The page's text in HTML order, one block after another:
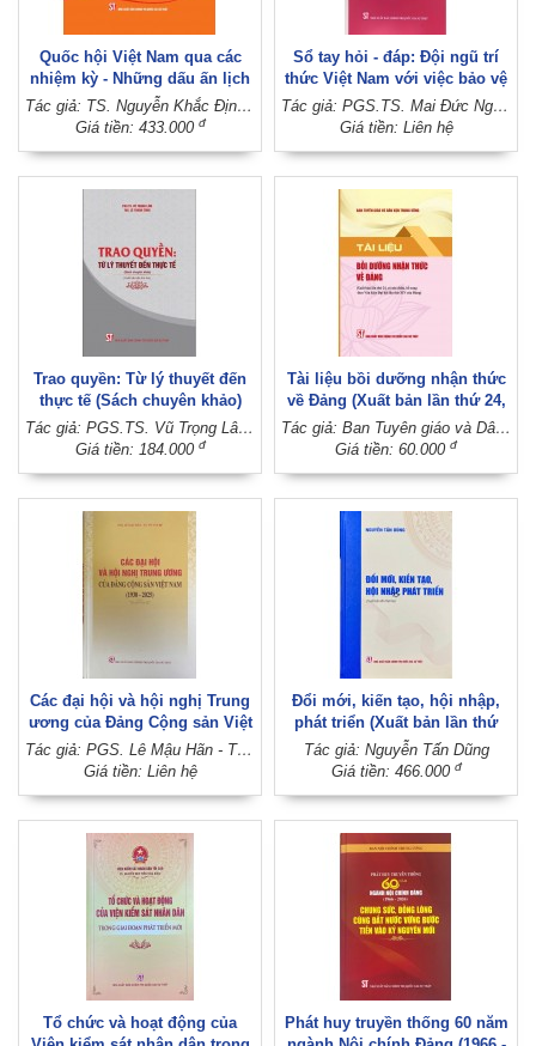
Quốc hội Việt Nam qua các
nhiệm kỳ - Những dấu ấn lịch
sử (Xuất bản lần thứ hai, có
chỉnh sửa, bổ sung)
Tác giả: TS. Nguyễn Khắc Định - PGS.TS. Vũ Trọng Lâm (Đồng chủ biên)
Giá tiền: 433.000 đ
Sổ tay hỏi - đáp: Đội ngũ trí
thức Việt Nam với việc bảo vệ
nền tảng tư tưởng của Đảng,
đấu tranh phản bác các quan
hành nội bộ)
Tác giả: PGS.TS. Mai Đức Ngọc (Chủ biên)
Giá tiền: Liên hệ
Trao quyền: Từ lý thuyết đến
thực tế (Sách chuyên khảo)
(Xuất bản lần thứ hai)
Tác giả: PGS.TS. Vũ Trọng Lâm - ThS. Lê Thanh Tùng
Giá tiền: 184.000 đ
Tài liệu bồi dưỡng nhận thức
về Đảng (Xuất bản lần thứ 24,
có sửa chữa, bổ sung theo
Văn kiện Đại hội lần thứ XIV
Tác giả: Ban Tuyên giáo và Dân vận Trung ương
Giá tiền: 60.000 đ
Các đại hội và hội nghị Trung
ương của Đảng Cộng sản Việt
Nam (1930 - 2025)
Tác giả: PGS. Lê Mậu Hãn - TS. Võ Văn Bé
Giá tiền: Liên hệ
Đổi mới, kiến tạo, hội nhập,
phát triển (Xuất bản lần thứ
hai)
Tác giả: Nguyễn Tấn Dũng
Giá tiền: 466.000 đ
Tổ chức và hoạt động của
Phát huy truyền thống 60 năm